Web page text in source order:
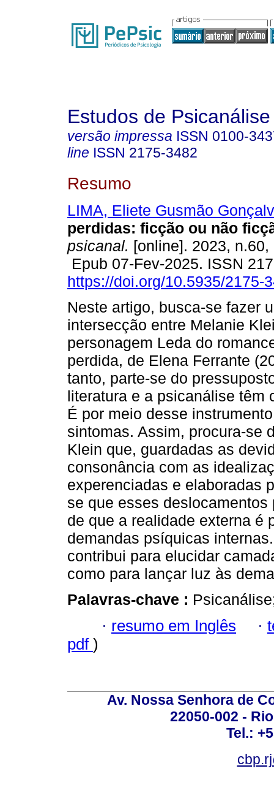
Estudos de Psicanálise
versão impressa ISSN 0100-
line ISSN 2175-3482
Resumo
LIMA, Eliete Gusmão
perdidas: ficção ou não
psicanal. [online]. 2023, n.60,
Epub 07-Fev-2025. ISSN
https://doi.org/10.5935/2175-
Neste artigo, busca-se fazer
intersecção entre Melanie
personagem Leda do
perdida, de Elena Ferrante
tanto, parte-se do
literatura e a psicanálise têm
É por meio desse
sintomas. Assim, procura-se
Klein que, guardadas as
consonância com as
experenciadas e elaboradas
se que esses
de que a realidade externa é
demandas psíquicas
contribui para elucidar
como para lançar luz às
Palavras-chave :
· resumo em Inglês ·
pdf )
Av. Nossa Senhora de
22050-002 -
Tel.: